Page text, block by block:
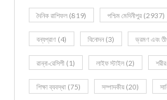
দৈনিক রাশিফল (819) পশ্চিম মেদিনীপুর (2937)
বন্যপ্রাণ (4) বিনোদন(3) ভ্রমণ এবং
রান্না-রেসিপী (1) লাইফ স্টাইল (2) শরীর
শিক্ষা ব্যবস্থা (75) সম্পাদকীয় (20)